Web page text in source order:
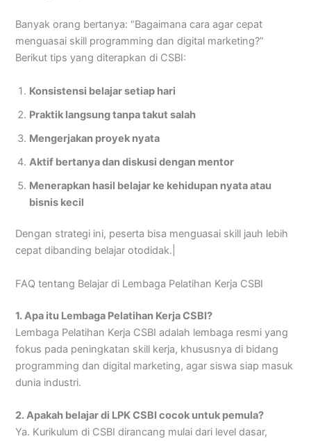
Banyak orang bertanya: “Bagaimana cara agar cepat
menguasai skill programming dan digital marketing?”
Berikut tips yang diterapkan di CSBI:
Konsistensi belajar setiap hari
Praktik langsung tanpa takut salah
Mengerjakan proyek nyata
Aktif bertanya dan diskusi dengan mentor
Menerapkan hasil belajar ke kehidupan nyata atau
bisnis kecil
Dengan strategi ini, peserta bisa menguasai skill jauh lebih
cepat dibanding belajar otodidak.|
FAQ tentang Belajar di Lembaga Pelatihan Kerja CSBI
1. Apa itu Lembaga Pelatihan Kerja CSBI?
Lembaga Pelatihan Kerja CSBI adalah lembaga resmi yang
fokus pada peningkatan skill kerja, khususnya di bidang
programming dan digital marketing, agar siswa siap masuk
dunia industri.
2. Apakah belajar di LPK CSBI cocok untuk pemula?
Ya. Kurikulum di CSBI dirancang mulai dari level dasar,